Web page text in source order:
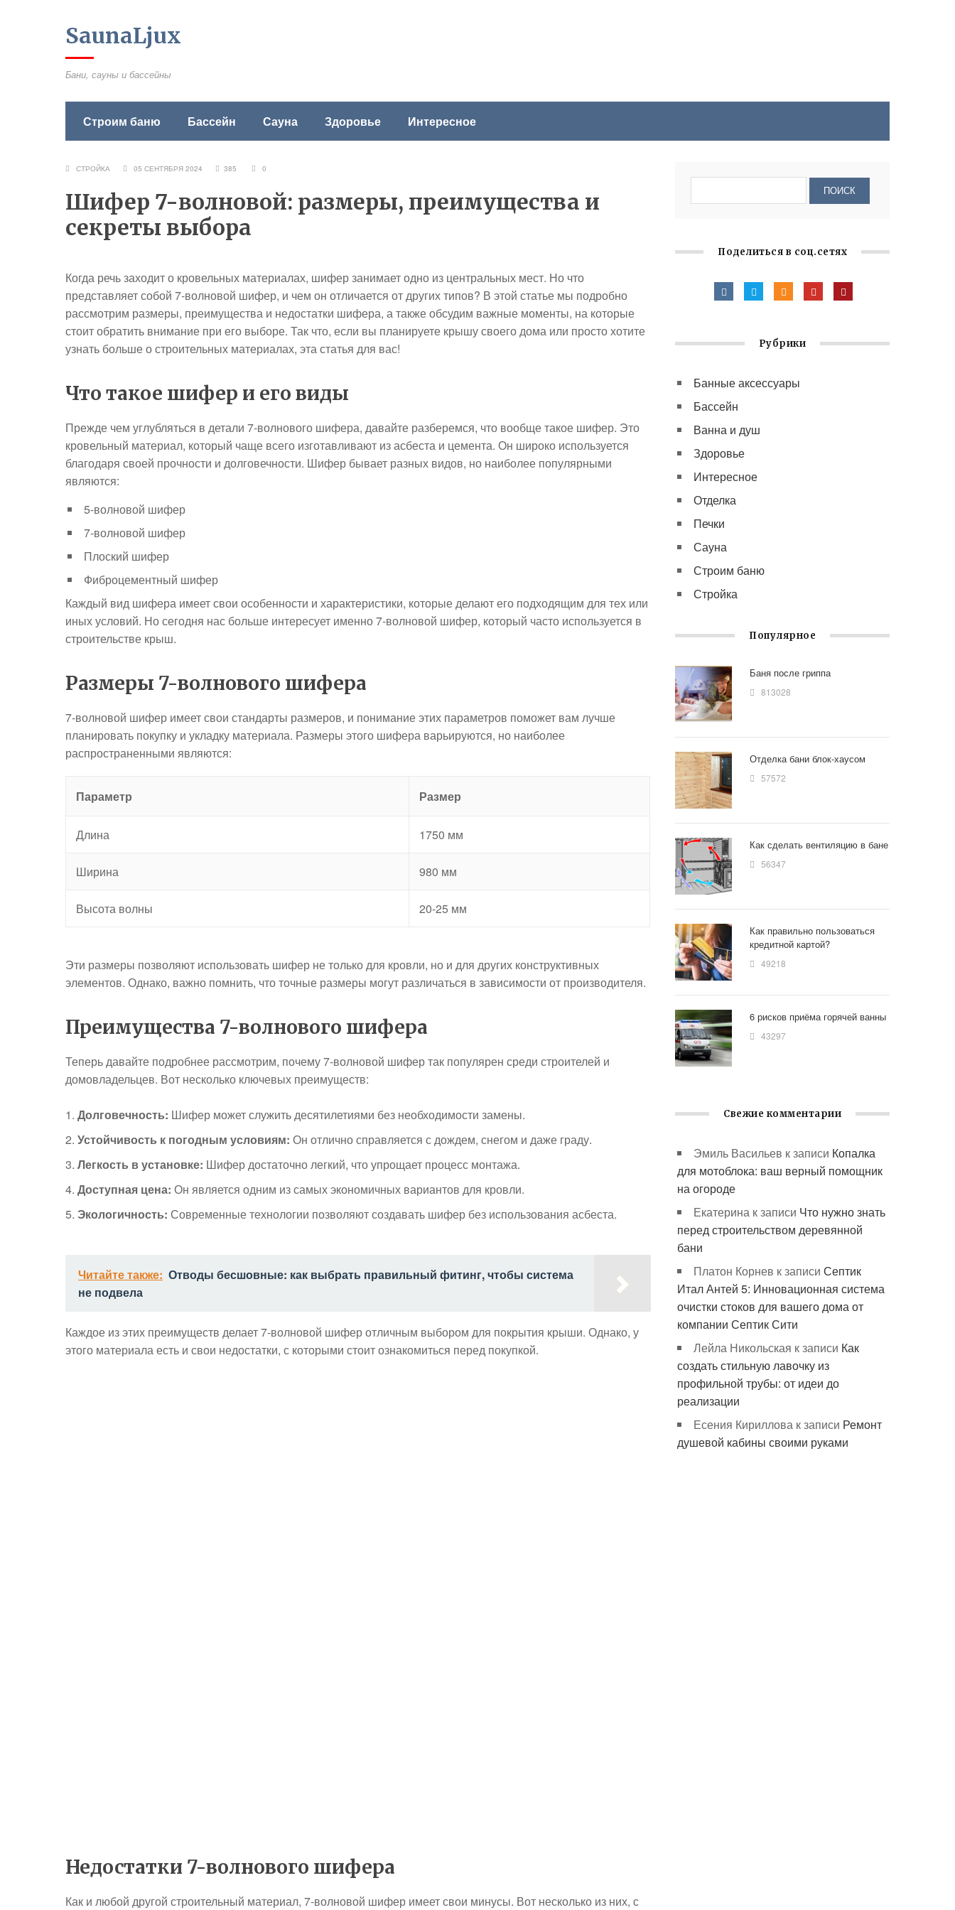
SaunaLjux
Бани, сауны и бассейны
Строим баню Бассейн Сауна Здоровье Интересное
СТРОЙКА 05 СЕНТЯБРЯ 2024 385 0
Шифер 7-волновой: размеры, преимущества и
секреты выбора
Когда речь заходит о кровельных материалах, шифер занимает одно из центральных мест. Но что
представляет собой 7-волновой шифер, и чем он отличается от других типов? В этой статье мы подробно
рассмотрим размеры, преимущества и недостатки шифера, а также обсудим важные моменты, на которые
стоит обратить внимание при его выборе. Так что, если вы планируете крышу своего дома или просто хотите
узнать больше о строительных материалах, эта статья для вас!
Что такое шифер и его виды
Прежде чем углубляться в детали 7-волнового шифера, давайте разберемся, что вообще такое шифер. Это
кровельный материал, который чаще всего изготавливают из асбеста и цемента. Он широко используется
благодаря своей прочности и долговечности. Шифер бывает разных видов, но наиболее популярными
являются:
5-волновой шифер
7-волновой шифер
Плоский шифер
Фиброцементный шифер
Каждый вид шифера имеет свои особенности и характеристики, которые делают его подходящим для тех или
иных условий. Но сегодня нас больше интересует именно 7-волновой шифер, который часто используется в
строительстве крыш.
Размеры 7-волнового шифера
7-волновой шифер имеет свои стандарты размеров, и понимание этих параметров поможет вам лучше
планировать покупку и укладку материала. Размеры этого шифера варьируются, но наиболее
распространенными являются:
Параметр Размер
Длина 1750 мм
Ширина 980 мм
Высота волны 20-25 мм
Эти размеры позволяют использовать шифер не только для кровли, но и для других конструктивных
элементов. Однако, важно помнить, что точные размеры могут различаться в зависимости от производителя.
Преимущества 7-волнового шифера
Теперь давайте подробнее рассмотрим, почему 7-волновой шифер так популярен среди строителей и
домовладельцев. Вот несколько ключевых преимуществ:
Долговечность: Шифер может служить десятилетиями без необходимости замены.
Устойчивость к погодным условиям: Он отлично справляется с дождем, снегом и даже граду.
Легкость в установке: Шифер достаточно легкий, что упрощает процесс монтажа.
Доступная цена: Он является одним из самых экономичных вариантов для кровли.
Экологичность: Современные технологии позволяют создавать шифер без использования асбеста.
Читайте также: Отводы бесшовные: как выбрать правильный фитинг, чтобы система
не подвела
Каждое из этих преимуществ делает 7-волновой шифер отличным выбором для покрытия крыши. Однако, у
этого материала есть и свои недостатки, с которыми стоит ознакомиться перед покупкой.
Недостатки 7-волнового шифера
Как и любой другой строительный материал, 7-волновой шифер имеет свои минусы. Вот несколько из них, с
Поделиться в соц.сетях
Рубрики
Банные аксессуары
Бассейн
Ванна и душ
Здоровье
Интересное
Отделка
Печки
Сауна
Строим баню
Стройка
Популярное
Баня после гриппа
813028
Отделка бани блок-хаусом
57572
Как сделать вентиляцию в бане
56347
Как правильно пользоваться
кредитной картой?
49218
6 рисков приёма горячей ванны
43297
Свежие комментарии
Эмиль Васильев к записи Копалка
для мотоблока: ваш верный помощник
на огороде
Екатерина к записи Что нужно знать
перед строительством деревянной
бани
Платон Корнев к записиСептик
Итал Антей 5: Инновационная система
очистки стоков для вашего дома от
компании Септик Сити
Лейла Никольская к записи Как
создать стильную лавочку из
профильной трубы: от идеи до
реализации
Есения Кириллова к записи Ремонт
душевой кабины своими руками